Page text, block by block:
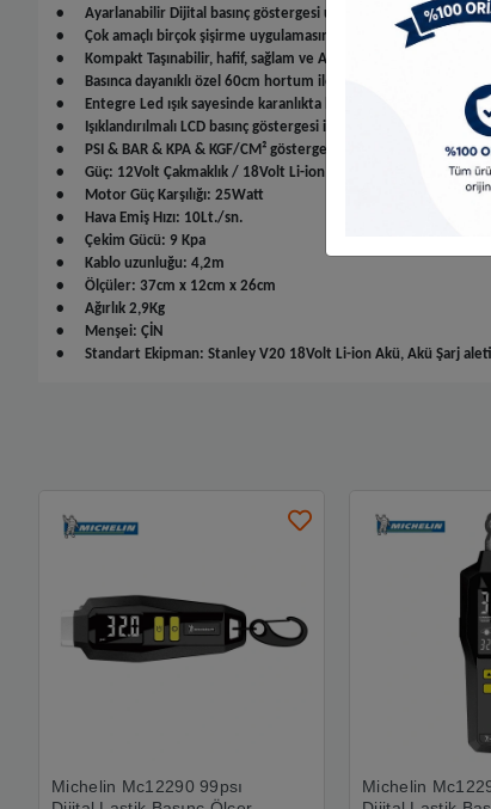
•
Ayarlanabilir Dijital basınç göstergesi uygulamaya göre hassas
•
Çok amaçlı birçok şişirme uygulamasını gerçekleştirebilme
•
Kompakt Taşınabilir, hafif, sağlam ve Aerodinamik tasarım ile
•
Basınca dayanıklı özel 60cm hortum ile geniş kullanım alanı
•
Entegre Led ışık sayesinde karanlıkta harita okuma, lastik
•
Işıklandırılmalı LCD basınç göstergesi ile karanlıkta bile çalışma
•
PSI & BAR & KPA & KGF/CM² göstergeli Led aydınlatmalı geniş
•
Güç: 12Volt Çakmaklık / 18Volt Li-ion (Akü Dahil)
•
Motor Güç Karşılığı: 25Watt
•
Hava Emiş Hızı: 10Lt./sn.
•
Çekim Gücü: 9 Kpa
•
Kablo uzunluğu: 4,2m
•
Ölçüler: 37cm x 12cm x 26cm
•
Ağırlık 2,9Kg
•
Menşei: ÇİN
•
Standart Ekipman: Stanley V20 18Volt Li-ion Akü, Akü Şarj
Michelin Mc12290 99psı
Michelin